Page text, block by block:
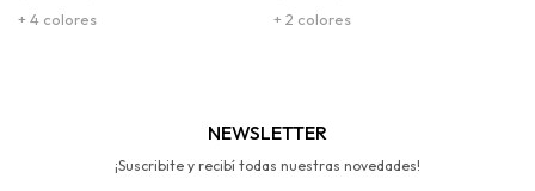
+ 4 colores + 2 colores
NEWSLETTER
¡Suscribite y recibí todas nuestras novedades!